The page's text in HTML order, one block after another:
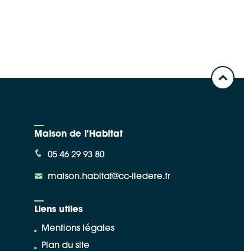
Maison de l'Habitat
05 46 29 93 80
maison.habitat@cc-iledere.fr
Liens utiles
Mentions légales
Plan du site